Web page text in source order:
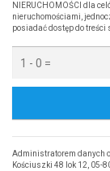
NIERUCHOMOŚCI dla
nieruchomościami,
posiadać dostęp do treści
Administratorem danych
Kościuszki 48 lok 12, 05-